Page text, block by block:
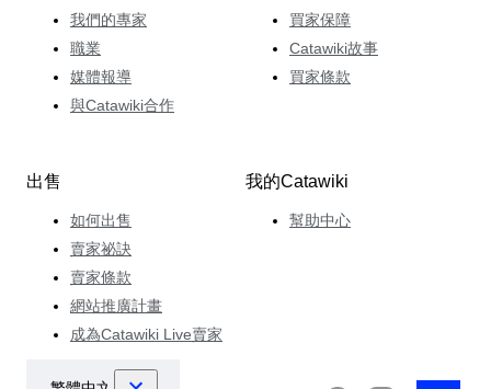
我們的專家
職業
媒體報導
與Catawiki合作
買家保障
Catawiki故事
買家條款
出售
如何出售
賣家祕訣
賣家條款
網站推廣計畫
成為Catawiki Live賣家
我的Catawiki
幫助中心